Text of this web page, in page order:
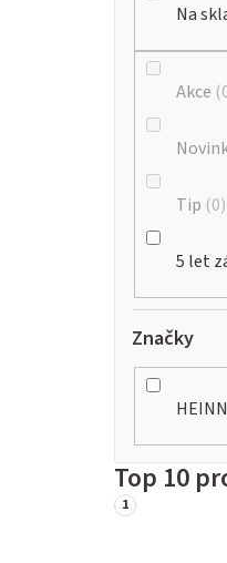
Na
Akce
Tip 0
5 let
Značky
Top 10